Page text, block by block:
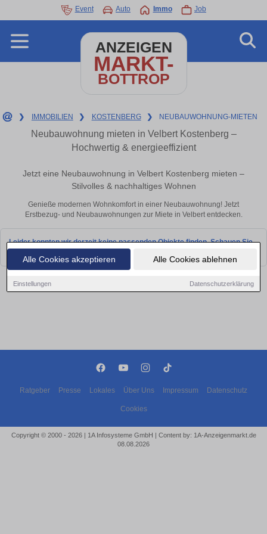
Alle Cookies akzeptieren Alle Cookies ablehnen
Einstellungen Datenschutzerklärung
Event Auto Immo Job
ANZEIGEN
MARKT-
BOTTROP
❯ IMMOBILIEN ❯ KOSTENBERG ❯ NEUBAUWOHNUNG-MIETEN
Neubauwohnung mieten in Velbert Kostenberg –
Hochwertig & energieeffizient
Jetzt eine Neubauwohnung in Velbert Kostenberg mieten –
Stilvolles & nachhaltiges Wohnen
Genieße modernen Wohnkomfort in einer Neubauwohnung! Jetzt
Erstbezug- und Neubauwohnungen zur Miete in Velbert entdecken.
Leider konnten wir derzeit keine passenden Objekte finden. Schauen Sie
Ratgeber Presse Lokales Über Uns Impressum Datenschutz
Cookies
Copyright © 2000 - 2026 | 1A Infosysteme GmbH | Content by: 1A-Anzeigenmarkt.de
08.08.2026